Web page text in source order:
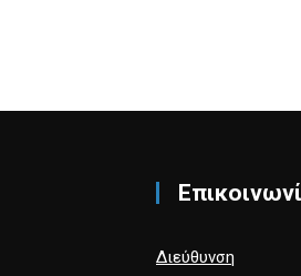
Διεύθυνση